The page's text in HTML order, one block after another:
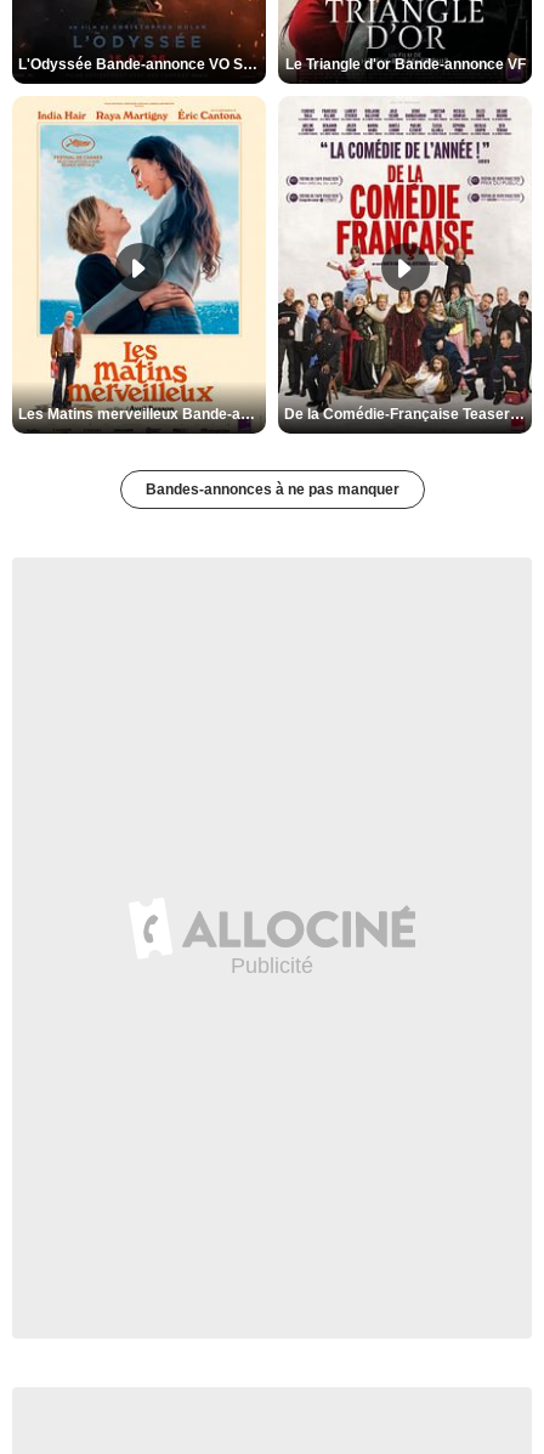
L'Odyssée Bande-annonce VO STFR Le Triangle d'or Bande-annonce VF
Les Matins merveilleux Bande-annonce VF De la Comédie-Française Teaser VF
Bandes-annonces à ne pas manquer